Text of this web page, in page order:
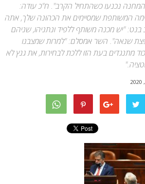
המחנה נכנעו כשהתחיל הקרב". ח"כ עודה:
המשותפת שמסיימים את הכהונה שלך, אתה
"יש מכנה משותף ללפיד ונתניהו, שניהם
שנאה". השר אמסלם: "למרות שמצבנו
מתנגדים בעת הזו ללכת לבחירות, את גנץ לא